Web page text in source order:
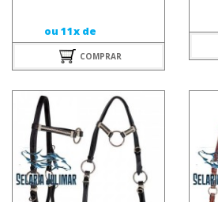
ou 11x de
COMPRAR